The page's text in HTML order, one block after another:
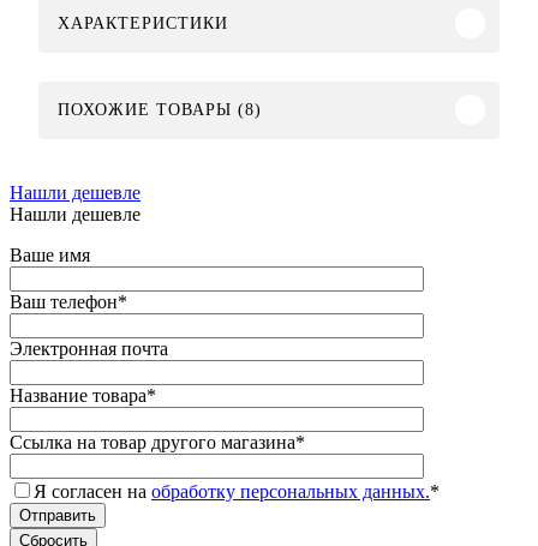
ХАРАКТЕРИСТИКИ
ПОХОЖИЕ ТОВАРЫ (8)
Нашли дешевле
Нашли дешевле
Ваше имя
Ваш телефон*
Электронная почта
Название товара*
Ссылка на товар другого магазина*
Я согласен на обработку персональных данных.*